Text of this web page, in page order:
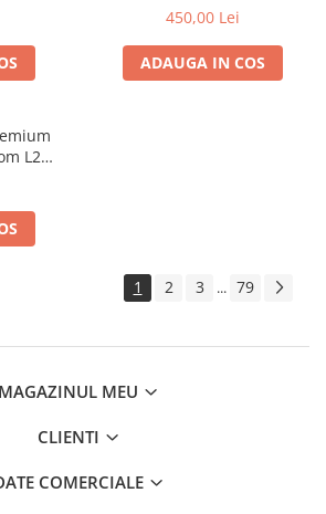
450,00 Lei
ADAUGA IN COS
L2
1 2 3 ... 79
MAGAZINUL MEU
CLIENTI
COMERCIALE